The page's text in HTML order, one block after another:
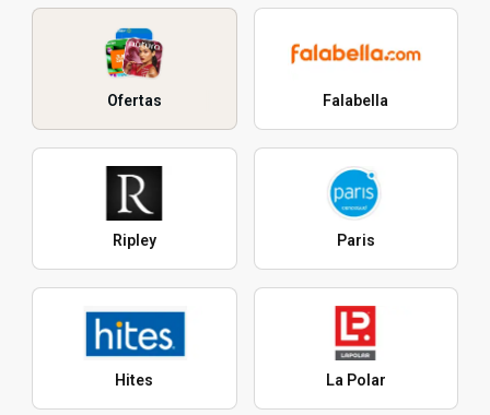
Ofertas Falabella
Ripley Paris
Hites La Polar